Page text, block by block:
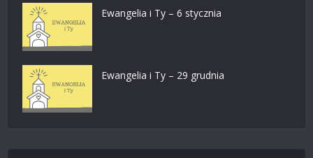
Ewangelia i Ty – 6 stycznia
Ewangelia i Ty – 29 grudnia